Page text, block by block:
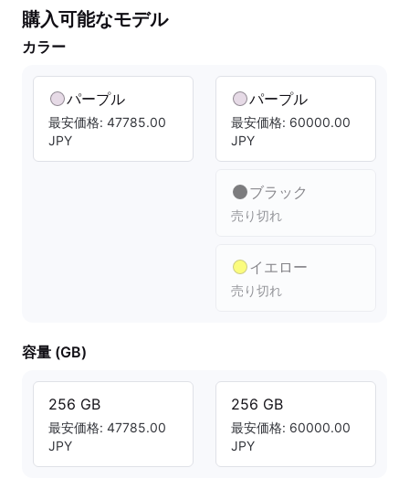
購入可能なモデル
カラー
パープル
最安価格: 47785.00
JPY
パープル
最安価格: 60000.00
JPY
ブラック
売り切れ
イエロー
売り切れ
容量 (GB)
256 GB
最安価格: 47785.00
JPY
256 GB
最安価格: 60000.00
JPY